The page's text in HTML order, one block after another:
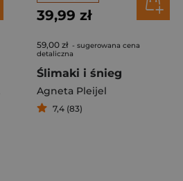
,Katarzyna Szyngiera
39,99 zł
59,00 zł - sugerowana cena
detaliczna
Ślimaki i śnieg
Agneta Pleijel
7,4 (83)